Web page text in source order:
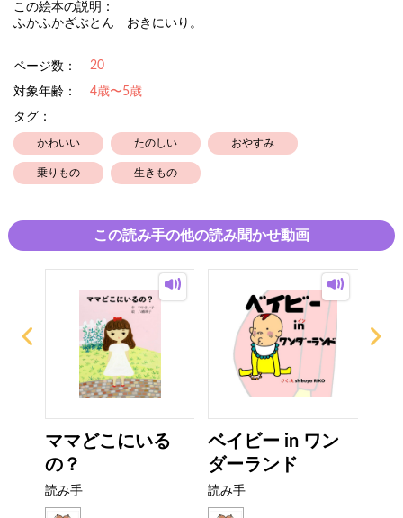
この絵本の説明：
ふかふかざぶとん おきにいり。
ページ数： 20
対象年齢：
4歳〜5歳
タグ：
かわいい たのしい おやすみ
乗りもの 生きもの
この読み手の他の読み聞かせ動画
ママどこにいる
の？
読み手
ベイビー in ワン
ダーランド
読み手